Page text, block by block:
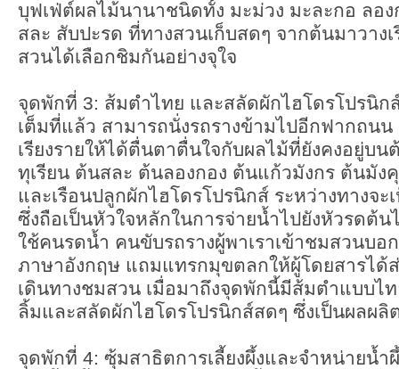
บุฟเฟ่ต์ผลไม้นานาชนิดทั้ง มะม่วง มะละกอ ลอ
สละ สับปะรด ที่ทางสวนเก็บสดๆ จากต้นมาวาง
สวนได้เลือกชิมกันอย่างจุใจ
จุดพักที่ 3: ส้มตำไทย และสลัดผักไฮโดรโปรนิก
เต็มที่แล้ว สามารถนั่งรถรางข้ามไปอีกฟากถน
เรียงรายให้ได้ตื่นตาตื่นใจกับผลไม้ที่ยังคงอยู่บ
ทุเรียน ต้นสละ ต้นลองกอง ต้นแก้วมังกร ต้นมั
และเรือนปลูกผักไฮโดรโปรนิกส์ ระหว่างทางจ
ซึ่งถือเป็นหัวใจหลักในการจ่ายน้ำไปยังหัวรดต้
ใช้คนรดน้ำ คนขับรถรางผู้พาเราเข้าชมสวนบอ
ภาษาอังกฤษ แถมแทรกมุขตลกให้ผู้โดยสารได้ส่
เดินทางชมสวน เมื่อมาถึงจุดพักนี้มีส้มตำแบบไ
ลิ้มและสลัดผักไฮโดรโปรนิกส์สดๆ ซึ่งเป็นผลผลิ
จุดพักที่ 4: ซุ้มสาธิตการเลี้ยงผึ้งและจำหน่ายน้ำ